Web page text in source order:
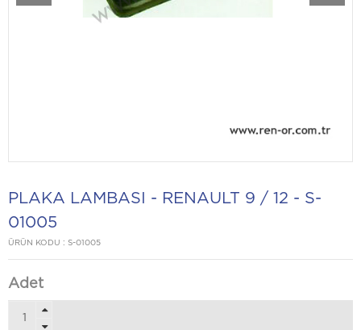
PLAKA LAMBASI - RENAULT 9 / 12 - S-
01005
ÜRÜN KODU : S-01005
Adet